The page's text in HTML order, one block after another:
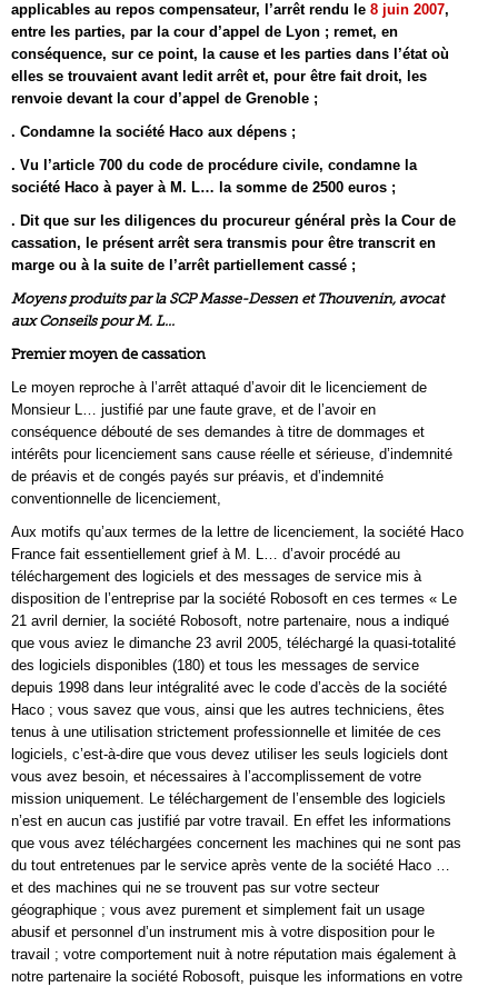
applicables au repos compensateur, l’arrêt rendu le 8 juin 2007,
entre les parties, par la cour d’appel de Lyon ; remet, en
conséquence, sur ce point, la cause et les parties dans l’état où
elles se trouvaient avant ledit arrêt et, pour être fait droit, les
renvoie devant la cour d’appel de Grenoble ;
. Condamne la société Haco aux dépens ;
. Vu l’article 700 du code de procédure civile, condamne la
société Haco à payer à M. L… la somme de 2500 euros ;
. Dit que sur les diligences du procureur général près la Cour de
cassation, le présent arrêt sera transmis pour être transcrit en
marge ou à la suite de l’arrêt partiellement cassé ;
Moyens produits par la SCP Masse-Dessen et Thouvenin, avocat
aux Conseils pour M. L…
Premier moyen de cassation
Le moyen reproche à l’arrêt attaqué d’avoir dit le licenciement de
Monsieur L… justifié par une faute grave, et de l’avoir en
conséquence débouté de ses demandes à titre de dommages et
intérêts pour licenciement sans cause réelle et sérieuse, d’indemnité
de préavis et de congés payés sur préavis, et d’indemnité
conventionnelle de licenciement,
Aux motifs qu’aux termes de la lettre de licenciement, la société Haco
France fait essentiellement grief à M. L… d’avoir procédé au
téléchargement des logiciels et des messages de service mis à
disposition de l’entreprise par la société Robosoft en ces termes « Le
21 avril dernier, la société Robosoft, notre partenaire, nous a indiqué
que vous aviez le dimanche 23 avril 2005, téléchargé la quasi-totalité
des logiciels disponibles (180) et tous les messages de service
depuis 1998 dans leur intégralité avec le code d’accès de la société
Haco ; vous savez que vous, ainsi que les autres techniciens, êtes
tenus à une utilisation strictement professionnelle et limitée de ces
logiciels, c’est-à-dire que vous devez utiliser les seuls logiciels dont
vous avez besoin, et nécessaires à l’accomplissement de votre
mission uniquement. Le téléchargement de l’ensemble des logiciels
n’est en aucun cas justifié par votre travail. En effet les informations
que vous avez téléchargées concernent les machines qui ne sont pas
du tout entretenues par le service après vente de la société Haco …
et des machines qui ne se trouvent pas sur votre secteur
géographique ; vous avez purement et simplement fait un usage
abusif et personnel d’un instrument mis à votre disposition pour le
travail ; votre comportement nuit à notre réputation mais également à
notre partenaire la société Robosoft, puisque les informations en votre